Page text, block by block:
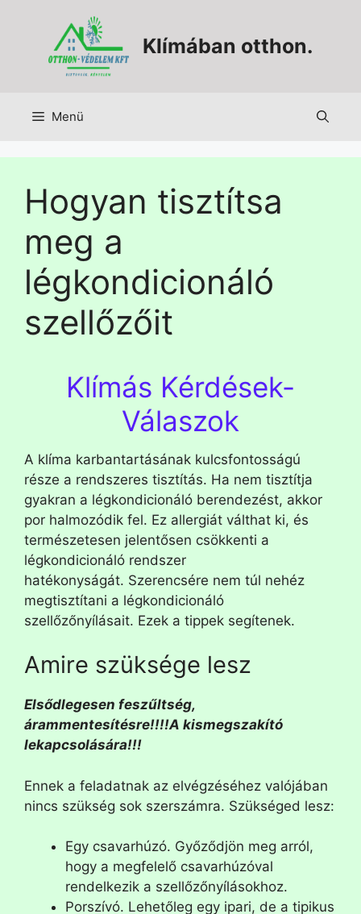
Klímában otthon.
Menü
Hogyan tisztítsa
meg a
légkondicionáló
szellőzőit
Klímás Kérdések-
Válaszok
A klíma karbantartásának kulcsfontosságú
része a rendszeres tisztítás. Ha nem tisztítja
gyakran a légkondicionáló berendezést, akkor
por halmozódik fel. Ez allergiát válthat ki, és
természetesen jelentősen csökkenti a
légkondicionáló rendszer
hatékonyságát. Szerencsére nem túl nehéz
megtisztítani a légkondicionáló
szellőzőnyílásait. Ezek a tippek segítenek.
Amire szüksége lesz
Elsődlegesen feszűltség,
árammentesítésre!!!!A kismegszakító
lekapcsolására!!!
Ennek a feladatnak az elvégzéséhez valójában
nincs szükség sok szerszámra. Szükséged lesz:
Egy csavarhúzó. Győződjön meg arról,
hogy a megfelelő csavarhúzóval
rendelkezik a szellőzőnyílásokhoz.
Porszívó. Lehetőleg egy ipari, de a tipikus